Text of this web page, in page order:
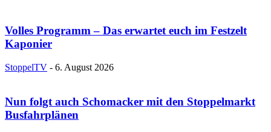
Volles Programm – Das erwartet euch im Festzelt
Kaponier
StoppelTV - 6. August 2026
Nun folgt auch Schomacker mit den Stoppelmarkt
Busfahrplänen